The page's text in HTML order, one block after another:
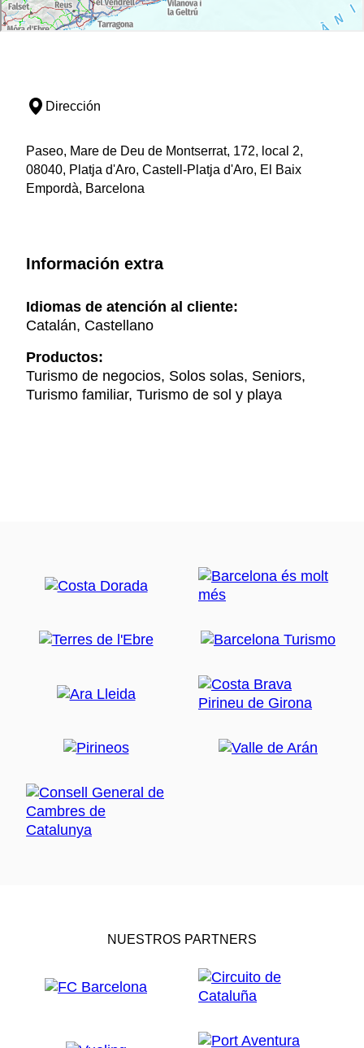
Dirección
Paseo, Mare de Deu de Montserrat, 172, local 2,
08040, Platja d'Aro, Castell-Platja d'Aro, El Baix
Empordà, Barcelona
Información extra
Idiomas de atención al cliente:
Catalán, Castellano
Productos:
Turismo de negocios, Solos solas, Seniors,
Turismo familiar, Turismo de sol y playa
NUESTROS PARTNERS